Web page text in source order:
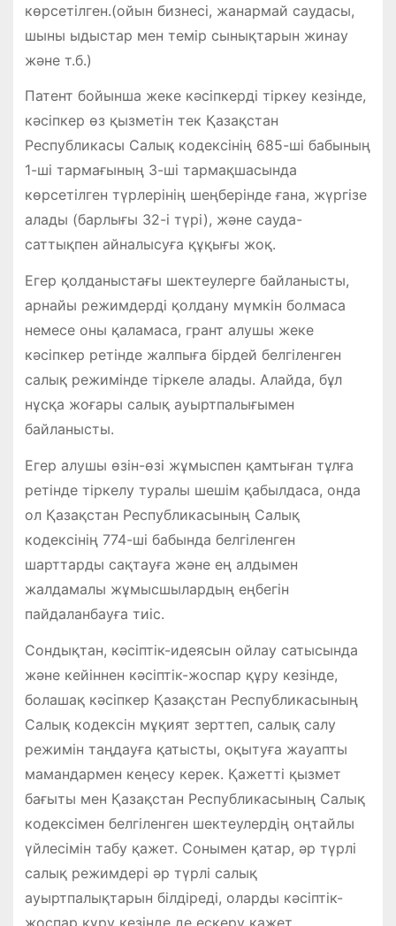
көрсетілген.(ойын бизнесі, жанармай саудасы,
шыны ыдыстар мен темір сынықтарын жинау
және т.б.)
Патент бойынша жеке кәсіпкерді тіркеу кезінде,
кәсіпкер өз қызметін тек Қазақстан
Республикасы Салық кодексінің 685-ші бабының
1-ші тармағының 3-ші тармақшасында
көрсетілген түрлерінің шеңберінде ғана, жүргізе
алады (барлығы 32-і түрі), және сауда-
саттықпен айналысуға құқығы жоқ.
Егер қолданыстағы шектеулерге байланысты,
арнайы режимдерді қолдану мүмкін болмаса
немесе оны қаламаса, грант алушы жеке
кәсіпкер ретінде жалпыға бірдей белгіленген
салық режимінде тіркеле алады. Алайда, бұл
нұсқа жоғары салық ауыртпалығымен
байланысты.
Егер алушы өзін-өзі жұмыспен қамтыған тұлға
ретінде тіркелу туралы шешім қабылдаса, онда
ол Қазақстан Республикасының Салық
кодексінің 774-ші бабында белгіленген
шарттарды сақтауға және ең алдымен
жалдамалы жұмысшылардың еңбегін
пайдаланбауға тиіс.
Сондықтан, кәсіптік-идеясын ойлау сатысында
және кейіннен кәсіптік-жоспар құру кезінде,
болашақ кәсіпкер Қазақстан Республикасының
Салық кодексін мұқият зерттеп, салық салу
режимін таңдауға қатысты, оқытуға жауапты
мамандармен кеңесу керек. Қажетті қызмет
бағыты мен Қазақстан Республикасының Салық
кодексімен белгіленген шектеулердің оңтайлы
үйлесімін табу қажет. Сонымен қатар, әр түрлі
салық режимдері әр түрлі салық
ауыртпалықтарын білдіреді, оларды кәсіптік-
жоспар құру кезінде де ескеру қажет.